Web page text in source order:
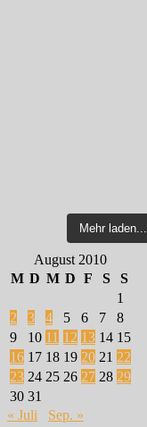
Mehr laden...
August 2010
M D M D F S
S
1
2
3 4 5 6 7
8
9
10 11 12 13 14 15
16 17 18 19 20 21 22
23 24 25 26 27 28 29
30 31
« Juli
Sep. »